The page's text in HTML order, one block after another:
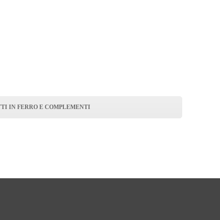
IN FERRO E COMPLEMENTI